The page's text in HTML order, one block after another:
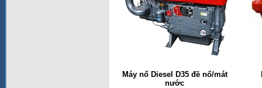
Máy nổ Diesel D35 đề nổ/mát
nước